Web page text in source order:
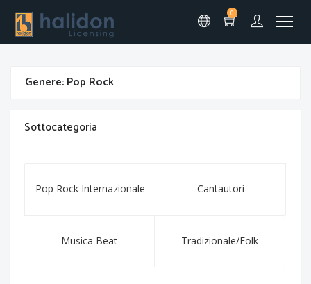
0
Genere: Pop Rock
Sottocategoria
Pop Rock Internazionale Cantautori
Musica Beat Tradizionale/Folk